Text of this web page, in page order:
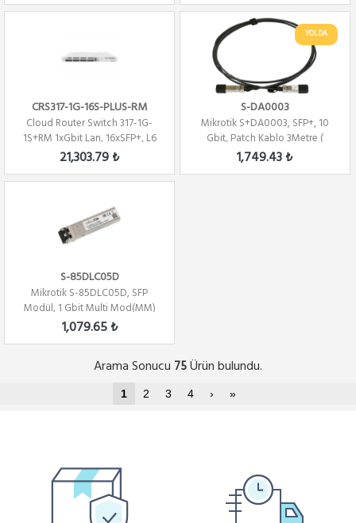
CRS317-1G-16S-PLUS-RM
Cloud Router Switch 317-1G-
1S+RM 1xGbit Lan, 16xSFP+, L6
Rack Mount
21,303.79 ₺
YOLDA
S-DA0003
Mikrotik S+DA0003, SFP+, 10
Gbit, Patch Kablo 3Metre (
Direct Atta...
1,749.43 ₺
S-85DLC05D
Mikrotik S-85DLC05D, SFP
Modül, 1 Gbit Multi Mod(MM)
1.25G MM 550...
1,079.65 ₺
Arama Sonucu 75Ürün bulundu.
1 2 3 4 › »